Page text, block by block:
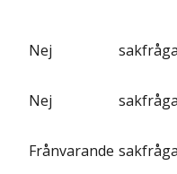
Nej
Nej
Frånvarande